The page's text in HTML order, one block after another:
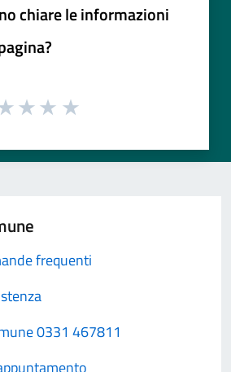
chiare le informazioni
frequenti
0331 467811